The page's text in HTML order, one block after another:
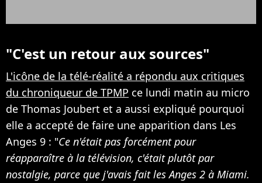
"C'est un retour aux sources"
L'icône de la télé-réalité a répondu aux critiques
du chroniqueur de TPMP ce lundi matin au micro
de Thomas Joubert et a aussi expliqué pourquoi
elle a accepté de faire une apparition dans Les
Anges 9 : "Ce n'était pas forcément pour
réapparaître à la télévision, c'était plutôt par
nostalgie, parce que j'avais fait les Anges 2 à Miami.